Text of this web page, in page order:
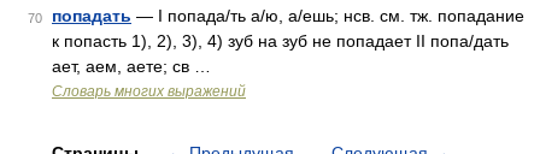
70 попадать — I попада/ть а/ю, а/ешь; нсв. см. тж. попадание
к попасть 1), 2), 3), 4) зуб на зуб не попадает II попа/дать
ает, аем, аете; св …
Словарь многих выражений